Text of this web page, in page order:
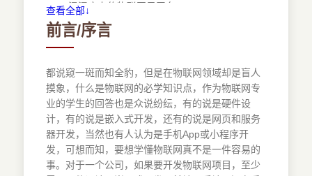
1.2.4温湿度上传物联网云平台/
1.2.5IoT Studio移动端温湿度远程监控/
1.3Lua低代码开发/
1.3.2GPIO 输入输出操作/
1.3.3Modbus协议读取温湿度/
1.3.4温湿度上传物联网云平台/
1.3.5微信小程序温湿度远程监控/
1.4Micro Python低代码开发/
1.4.1开发环境搭建/
1.4.2GPIO输入输出操作/
查看全部↓
前言/序言
都说窥一斑而知全豹，但是在物联网领域却是盲人
摸象，什么是物联网的必学知识点，作为物联网专
业的学生的回答也是众说纷纭，有的说是硬件设
计，有的说是嵌入式开发，还有的说是网页和服务
器开发，当然也有人认为是手机App或小程序开
发，可想而知，要想学懂物联网真不是一件容易的
事。对于一个公司，如果要开发物联网项目，至少